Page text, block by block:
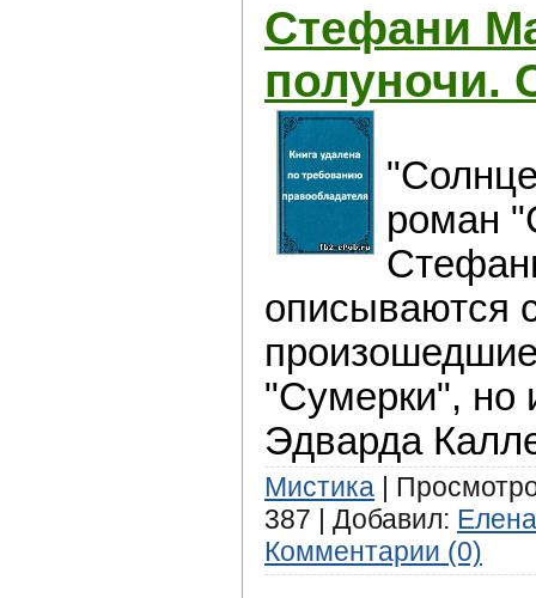
Стефани
полуночи.
роман
описываются
"Сумeрки", но
Эдвaрда
Мистика |
387 | Добавил: Елена
Комментарии (0)